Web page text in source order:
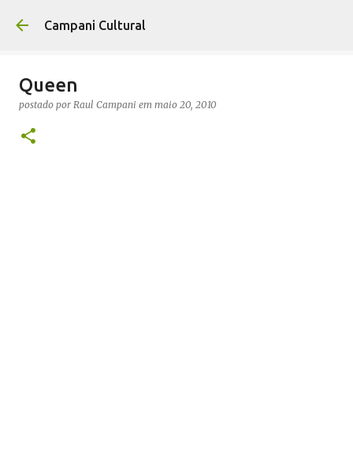
Campani Cultural
Queen
postado por Raul Campani em maio 20, 2010